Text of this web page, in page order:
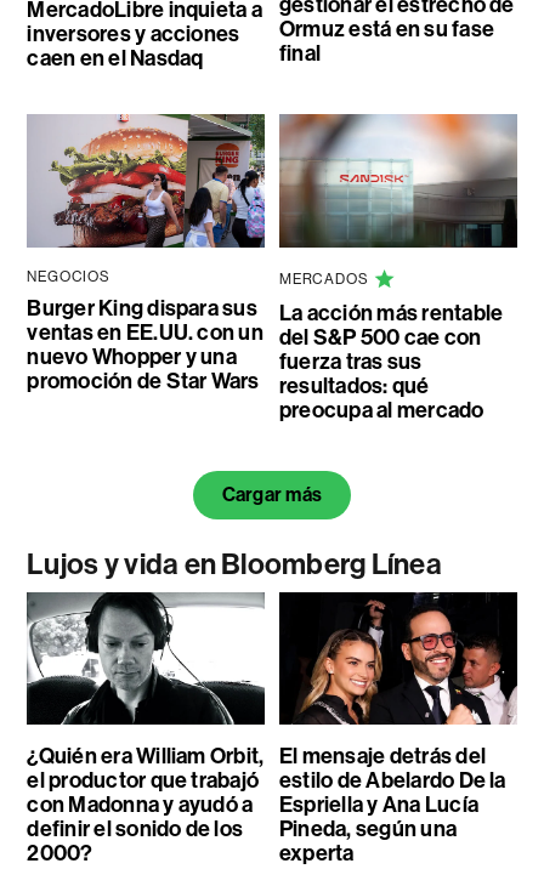
MercadoLibre inquieta a
inversores y acciones
caen en el Nasdaq
Ormuz está en su fase
final
NEGOCIOS
Burger King dispara sus
ventas en EE.UU. con un
nuevo Whopper y una
promoción de Star Wars
MERCADOS
La acción más rentable
del S&P 500 cae con
fuerza tras sus
resultados: qué
preocupa al mercado
Cargar más
Lujos y vida en Bloomberg Línea
¿Quién era William Orbit,
el productor que trabajó
con Madonna y ayudó a
definir el sonido de los
2000?
El mensaje detrás del
estilo de Abelardo De la
Espriella y Ana Lucía
Pineda, según una
experta